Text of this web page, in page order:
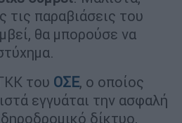
τις παραβιάσεις του
θα μπορούσε να
του ΟΣΕ, ο οποίος
εγγυάται την ασφαλή
δίκτυο,